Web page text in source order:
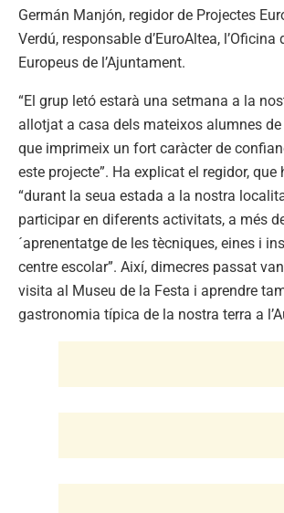
Germán Manjón, regidor de Projectes
Verdú, responsable d’EuroAltea, l’Oficina
Europeus de l’Ajuntament.
“El grup letó estarà una setmana a la
allotjat a casa dels mateixos alumnes de
que imprimeix un fort caràcter de
este projecte”. Ha explicat el regidor,
“durant la seua estada a la nostra
participar en diferents activitats, a més
´aprenentatge de les tècniques, eines i
centre escolar”. Així, dimecres passat
visita al Museu de la Festa i aprendre
gastronomia típica de la nostra terra a